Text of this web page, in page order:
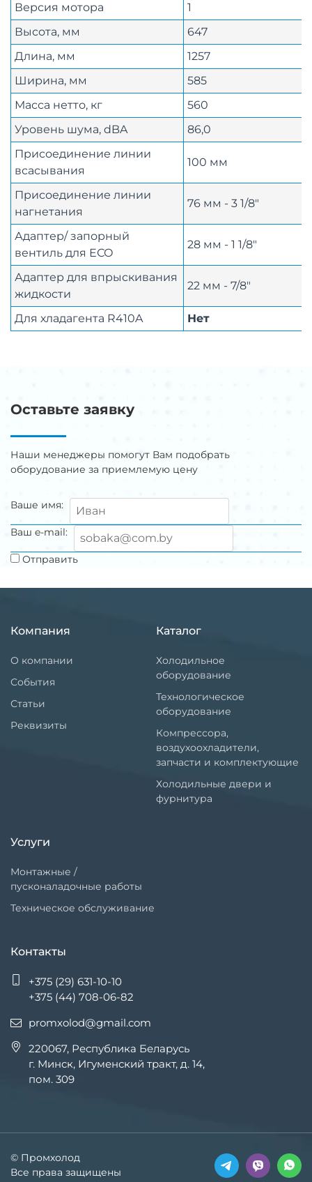
Версия мотора
1
Высота, мм
647
Длина, мм
1257
Ширина, мм
585
Масса нетто, кг
560
Уровень шума, dBA
86,0
Присоединение линии
всасывания
100 мм
Присоединение линии
нагнетания
76 мм - 3 1/8"
Адаптер/ запорный
вентиль для ЕСО
28 мм - 1 1/8"
Адаптер для впрыскивания
жидкости
22 мм - 7/8"
Для хладагента R410A Нет
Оставьте заявку
Наши менеджеры помогут Вам подобрать
оборудование за приемлемую цену
Ваше имя:
Ваш e-mail:
Отправить
Компания
О компании
События
Статьи
Реквизиты
Каталог
Холодильное
оборудование
Технологическое
оборудование
Компрессора,
воздухоохладители,
запчасти и комплектующие
Холодильные двери и
фурнитура
Услуги
Монтажные /
пусконаладочные работы
Техническое обслуживание
Контакты
+375 (29) 631-10-10
+375 (44) 708-06-82
promxolod@gmail.com
220067, Республика Беларусь
г. Минск, Игуменский тракт, д. 14,
пом. 309
© Промхолод
Все права защищены